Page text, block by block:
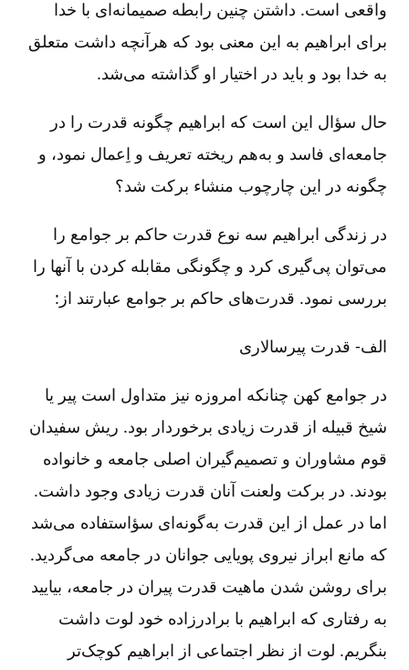
واقعی است. داشتن چنین رابطه صمیمانه‌ای با خدا
برای ابراهیم به این معنی بود که هرآنچه داشت متعلق
به خدا بود و ‌باید در اختیار او ‌گذاشته می‌شد.
حال سؤال این است که ابراهیم چگونه قدرت را در
جامعه‌ای فاسد و به‌هم ریخته تعریف و اِعمال نمود، و
چگونه در این چارچوب منشاء برکت شد؟
در زندگی ابراهیم سه نوع قدرت حاکم بر جوامع را
می‌توان پی‌گیری کرد و چگونگی مقابله کردن با آنها را
بررسی نمود. قدرت‌های حاکم بر جوامع عبارتند از:
الف-‏‏ قدرت پیرسالاری
در جوامع کهن چنانکه امروزه نیز متداول است پیر یا
شیخ قبیله از قدرت زیادی برخوردار بود. ریش سفیدان
قوم مشاوران و تصمیم‌گیران اصلی جامعه و خانواده
بودند. در برکت ولعنت آنان قدرت زیادی وجود داشت.
اما در عمل از این قدرت به‌گونه‌ای سؤاستفاده می‌شد
که مانع ابراز نیروی پویایی جوانان در جامعه می‌گردید.
برای روشن شدن ماهیت قدرت پیران در جامعه، بیایید
به رفتاری که ابراهیم با برادرزاده خود لوت داشت
بنگریم. لوت از نظر اجتماعی از ابراهیم کوچک‌تر